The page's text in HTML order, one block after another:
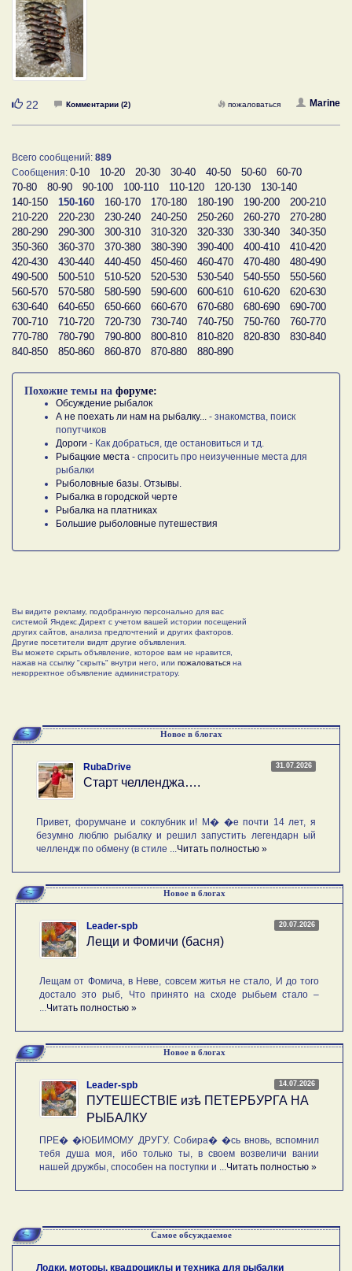
Нравится
22 Комментарии (2) Мarine
пожаловаться
Всего сообщений: 889
Сообщения: 0-10 10-20 20-30 30-40 40-50 50-60
60-70
70-80
80-90 90-100 100-110 110-120 120-130
130-140
140-150
150-160 160-170 170-180 180-190 190-200
200-210
210-220
220-230 230-240 240-250 250-260 260-270
270-280
280-290
290-300 300-310 310-320 320-330 330-340
340-350
350-360
360-370 370-380 380-390 390-400 400-410
410-420
420-430
430-440 440-450 450-460 460-470 470-480
480-490
490-500
500-510 510-520 520-530 530-540 540-550
550-560
560-570
570-580 580-590 590-600 600-610 610-620
620-630
630-640
640-650 650-660 660-670 670-680 680-690
690-700
700-710
710-720 720-730 730-740 740-750 750-760
760-770
770-780
780-790 790-800 800-810 810-820 820-830
830-840
840-850
850-860 860-870 870-880 880-890
Похожие темы на форуме:
Обсуждение рыбалок
А не поехать ли нам на рыбалку... - знакомства, поиск
попутчиков
Дороги - Как добраться, где остановиться и тд.
Рыбацкие места - спросить про неизученные места для
рыбалки
Рыболовные базы. Отзывы.
Рыбалка в городской черте
Рыбалка на платниках
Большие рыболовные путешествия
Вы видите рекламу, подобранную персонально для вас
системой Яндекс.Директ с учетом вашей истории посещений
других сайтов, анализа предпочтений и других факторов.
Другие посетители видят другие объявления.
Вы можете скрыть объявление, которое вам не нравится,
нажав на ссылку "скрыть" внутри него, или пожаловаться на
некорректное объявление администратору.
Новое в блогах
31.07.2026
RubaDrive
Старт челленджа….
Привет, форумчане и соклубник и! М� �е почти 14 лет, я
безумно люблю рыбалку и решил запустить легендарн ый
челлендж по обмену (в стиле ...Читать полностью »
Новое в блогах
20.07.2026
Leader-spb
Лещи и Фомичи (басня)
Лещам от Фомича, в Неве, совсем житья не стало, И до того
достало это рыб, Что принято на сходе рыбьем стало –
...Читать полностью »
Новое в блогах
14.07.2026
Leader-spb
ПУТЕШЕСТВIE изѣ ПЕТЕРБУРГА НА
РЫБАЛКУ
ПРЕ� �ЮБИМОМУ ДРУГУ. Собира� �сь вновь, вспомнил
тебя душа моя, ибо только ты, в своем возвеличи вании
нашей дружбы, способен на поступки и ...Читать полностью »
Самое обсуждаемое
Лодки, моторы, квадроциклы и техника для рыбалки